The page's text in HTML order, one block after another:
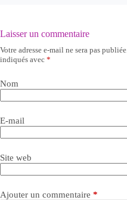
Laisser un commentaire
Votre adresse e-mail ne sera pas publiée.
indiqués avec *
Nom
E-mail
Site web
Ajouter un commentaire *